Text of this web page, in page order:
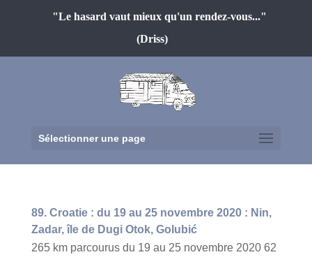
"Le hasard vaut mieux qu'un rendez-vous..."
(Driss)
Sélectionner une page
89. Croatie : du 19 au 25 novembre 2020 : Nin,
Zadar, île de Dugi Otok, Golubić
265 km parcourus du 19 au 25 novembre 2020 62